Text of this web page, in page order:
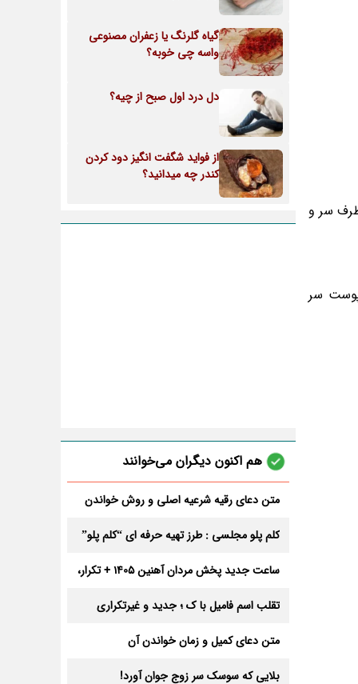
سر و
پوست سر
گیاه گلرنگ یا زعفران مصنوعی
واسه چی خوبه؟
دل درد اول صبح از چیه؟
از فواید شگفت انگیز دود کردن
کندر چه میدانید؟
هم اکنون دیگران می‌خوانند
متن دعای رقیه شرعیه اصلی و روش خواندن
کلم پلو مجلسی : طرز تهیه حرفه ای “کلم پلو”
ساعت جدید پخش مردان آهنین 1405 + تکرار،
تقلب اسم فامیل با ک ؛ جدید و غیرتکراری
متن دعای کمیل و زمان خواندن آن
بلایی که سوسک سر زوج جوان آورد!